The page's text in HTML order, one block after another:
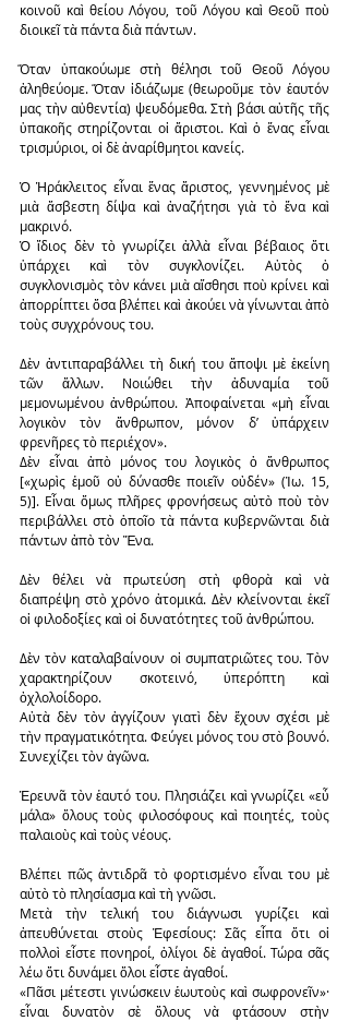
κοινοῦ καὶ θείου Λόγου, τοῦ Λόγου καὶ Θεοῦ ποὺ
διοικεῖ τὰ πάντα διὰ πάντων.
Ὅταν ὑπακούωμε στὴ θέλησι τοῦ Θεοῦ Λόγου
ἀληθεύομε. Ὅταν ἰδιάζωμε (θεωροῦμε τὸν ἑαυτόν
μας τὴν αὐθεντία) ψευδόμεθα. Στὴ βάσι αὐτῆς τῆς
ὑπακοῆς στηρίζονται οἱ ἄριστοι. Καὶ ὁ ἕνας εἶναι
τρισμύριοι, οἱ δὲ ἀναρίθμητοι κανείς.
Ὁ Ἡράκλειτος εἶναι ἕνας ἄριστος, γεννημένος μὲ
μιὰ ἄσβεστη δίψα καὶ ἀναζήτησι γιὰ τὸ ἕνα καὶ
μακρινό.
Ὁ ἴδιος δὲν τὸ γνωρίζει ἀλλὰ εἶναι βέβαιος ὅτι
ὑπάρχει καὶ τὸν συγκλονίζει. Αὐτὸς ὁ
συγκλονισμὸς τὸν κάνει μιὰ αἴσθησι ποὺ κρίνει καὶ
ἀπορρίπτει ὅσα βλέπει καὶ ἀκούει νὰ γίνωνται ἀπὸ
τοὺς συγχρόνους του.
Δὲν ἀντιπαραβάλλει τὴ δική του ἄποψι μὲ ἐκείνη
τῶν ἄλλων. Νοιώθει τὴν ἀδυναμία τοῦ
μεμονωμένου ἀνθρώπου. Ἀποφαίνεται «μὴ εἶναι
λογικὸν τὸν ἄνθρωπον, μόνον δ’ ὑπάρχειν
φρενῆρες τὸ περιέχον».
Δὲν εἶναι ἀπὸ μόνος του λογικὸς ὁ ἄνθρωπος
[«χωρὶς ἐμοῦ οὐ δύνασθε ποιεῖν οὐδέν» (Ἰω. 15,
5)]. Εἶναι ὅμως πλῆρες φρονήσεως αὐτὸ ποὺ τὸν
περιβάλλει στὸ ὁποῖο τὰ πάντα κυβερνῶνται διὰ
πάντων ἀπὸ τὸν Ἕνα.
Δὲν θέλει νὰ πρωτεύση στὴ φθορὰ καὶ νὰ
διαπρέψη στὸ χρόνο ἀτομικά. Δὲν κλείνονται ἐκεῖ
οἱ φιλοδοξίες καὶ οἱ δυνατότητες τοῦ ἀνθρώπου.
Δὲν τὸν καταλαβαίνουν οἱ συμπατριῶτες του. Τὸν
χαρακτηρίζουν σκοτεινό, ὑπερόπτη καὶ
ὀχλολοίδορο.
Αὐτὰ δὲν τὸν ἀγγίζουν γιατὶ δὲν ἔχουν σχέσι μὲ
τὴν πραγματικότητα. Φεύγει μόνος του στὸ βουνό.
Συνεχίζει τὸν ἀγῶνα.
Ἑρευνᾶ τὸν ἑαυτό του. Πλησιάζει καὶ γνωρίζει «εὖ
μάλα» ὅλους τοὺς φιλοσόφους καὶ ποιητές, τοὺς
παλαιοὺς καὶ τοὺς νέους.
Βλέπει πῶς ἀντιδρᾶ τὸ φορτισμένο εἶναι του μὲ
αὐτὸ τὸ πλησίασμα καὶ τὴ γνῶσι.
Μετὰ τὴν τελική του διάγνωσι γυρίζει καὶ
ἀπευθύνεται στοὺς Ἐφεσίους: Σᾶς εἶπα ὅτι οἱ
πολλοὶ εἶστε πονηροί, ὀλίγοι δὲ ἀγαθοί. Τώρα σᾶς
λέω ὅτι δυνάμει ὅλοι εἶστε ἀγαθοί.
«Πᾶσι μέτεστι γινώσκειν ἑωυτοὺς καὶ σωφρονεῖν»·
εἶναι δυνατὸν σὲ ὅλους νὰ φτάσουν στὴν